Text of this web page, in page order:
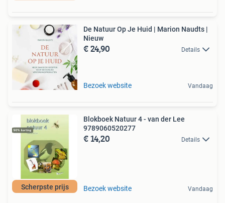
De Natuur Op Je Huid | Marion Naudts |
Nieuw
€ 24,90 Details
Bezoek website Vandaag
Scherpste prijs
Blokboek Natuur 4 - van der Lee
9789060520277
€ 14,20 Details
Bezoek website Vandaag